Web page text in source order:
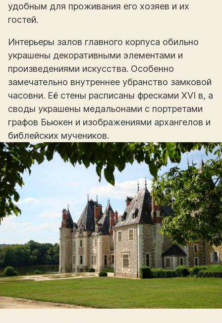
удобным для проживания его хозяев и их
гостей.
Интерьеры залов главного корпуса обильно
украшены декоративными элементами и
произведениями искусства. Особенно
замечательно внутреннее убранство замковой
часовни. Её стены расписаны фресками XVI в, а
своды украшены медальонами с портретами
графов Бьюкен и изображениями архангелов и
библейских мучеников.